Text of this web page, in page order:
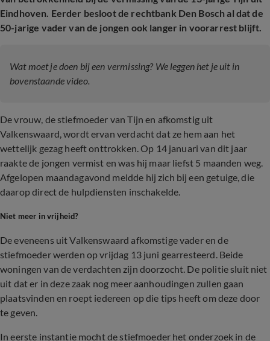
Eindhoven. Eerder besloot de rechtbank Den Bosch al dat de
50-jarige vader van de jongen ook langer in voorarrest blijft.
Wat moet je doen bij een vermissing? We leggen het je uit in
bovenstaande video.
De vrouw, de stiefmoeder van Tijn en afkomstig uit
Valkenswaard, wordt ervan verdacht dat ze hem aan het
wettelijk gezag heeft onttrokken. Op 14 januari van dit jaar
raakte de jongen vermist en was hij maar liefst 5 maanden weg.
Afgelopen maandagavond meldde hij zich bij een getuige, die
daarop direct de hulpdiensten inschakelde.
Niet meer in vrijheid?
De eveneens uit Valkenswaard afkomstige vader en de
stiefmoeder werden op vrijdag 13 juni gearresteerd. Beide
woningen van de verdachten zijn doorzocht. De politie sluit niet
uit dat er in deze zaak nog meer aanhoudingen zullen gaan
plaatsvinden en roept iedereen op die tips heeft om deze door
te geven.
In eerste instantie mocht de stiefmoeder het onderzoek in de